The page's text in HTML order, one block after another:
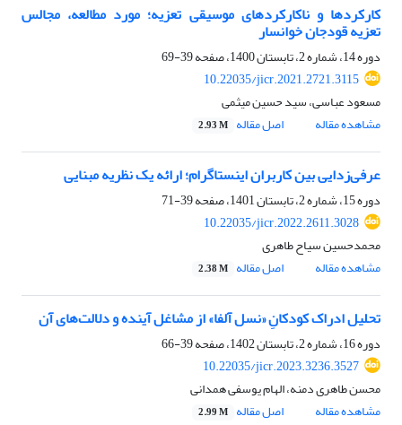
کارکردها و ناکارکردهای موسیقی تعزیه؛ مورد مطالعه، مجالس
تعزیه قودجان خوانسار
دوره 14، شماره 2، تابستان 1400، صفحه
39-69
10.22035/jicr.2021.2721.3115
مسعود عباسی، سید حسین میثمی
مشاهده مقاله
اصل مقاله 2.93 M
عرفی‌زدایی بین کاربران اینستاگرام؛ ارائه یک نظریه مبنایی
دوره 15، شماره 2، تابستان 1401، صفحه
39-71
10.22035/jicr.2022.2611.3028
محمدحسین سیاح طاهری
مشاهده مقاله
اصل مقاله 2.38 M
تحلیل ادراک کودکانِ «نسل آلفا» از مشاغل آینده و دلالت‌های آن
دوره 16، شماره 2، تابستان 1402، صفحه
39-66
10.22035/jicr.2023.3236.3527
محسن طاهری دمنه، الهام یوسفی همدانی
مشاهده مقاله
اصل مقاله 2.99 M